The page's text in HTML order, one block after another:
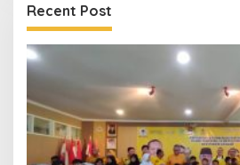
Recent Post